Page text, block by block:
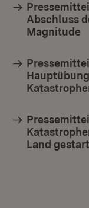
Abschluss
Magnitude
Land